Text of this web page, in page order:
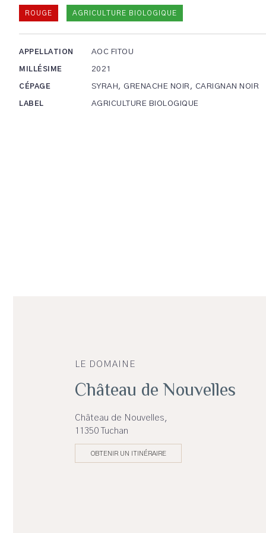
ROUGE AGRICULTURE BIOLOGIQUE
APPELLATION AOC FITOU
MILLÉSIME 2021
CÉPAGE SYRAH, GRENACHE NOIR, CARIGNAN NOIR
LABEL AGRICULTURE BIOLOGIQUE
LE DOMAINE
Château de Nouvelles
Château de Nouvelles,
11350 Tuchan
OBTENIR UN ITINÉRAIRE